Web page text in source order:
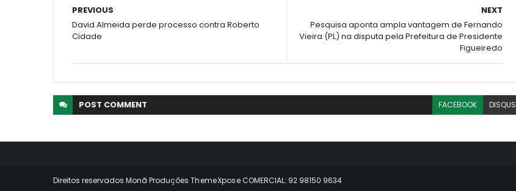
NEXT
Pesquisa aponta ampla vantagem de Fernando
Vieira (PL) na disputa pela Prefeitura de Presidente
Figueiredo
PREVIOUS
David Almeida perde processo contra Roberto
Cidade
POST COMMENT FACEBOOK DISQUS
Direitos reservados Monã Produções ThemeXposeCOMERCIAL: 92 98150 9634